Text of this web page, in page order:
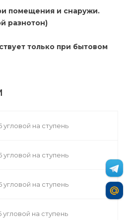
помещения и снаружи.
разнотон)
только при бытовом
на ступень
на ступень
на ступень
на ступень